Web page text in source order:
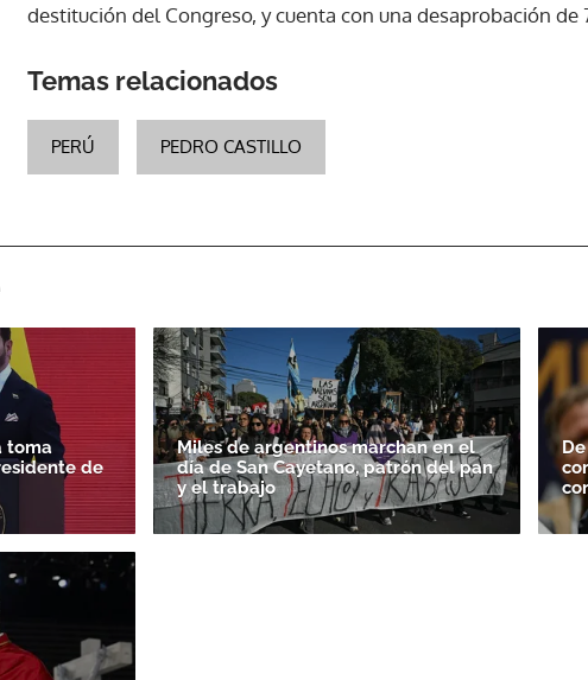
destitución del Congreso, y cuenta con una desaprobación
Temas relacionados
PERÚ PEDRO CASTILLO
toma
de
Miles de argentinos marchan en el
día de San Cayetano, patrón del pan
y el trabajo